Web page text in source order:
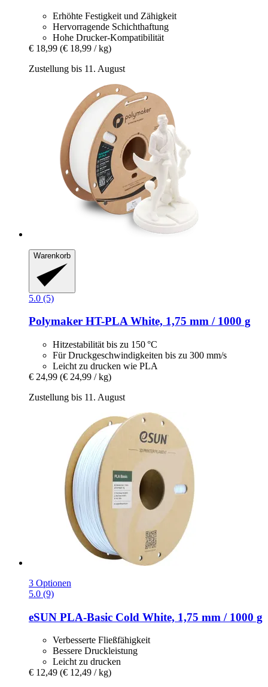
Erhöhte Festigkeit und Zähigkeit
Hervorragende Schichthaftung
Hohe Drucker-Kompatibilität
€ 18,99 (€ 18,99 / kg)
Zustellung bis 11. August
Warenkorb
5.0 (5)
Polymaker HT-​PLA White, 1,75 mm / 1000 g
Hitzestabilität bis zu 150 °C
Für Druckgeschwindigkeiten bis zu 300 mm/s
Leicht zu drucken wie PLA
€ 24,99 (€ 24,99 / kg)
Zustellung bis 11. August
3 Optionen
5.0 (9)
eSUN PLA-​Basic Cold White, 1,75 mm / 1000 g
Verbesserte Fließfähigkeit
Bessere Druckleistung
Leicht zu drucken
€ 12,49 (€ 12,49 / kg)